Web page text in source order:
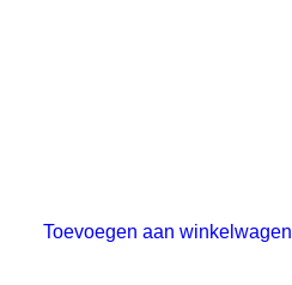
Toevoegen aan winkelwagen